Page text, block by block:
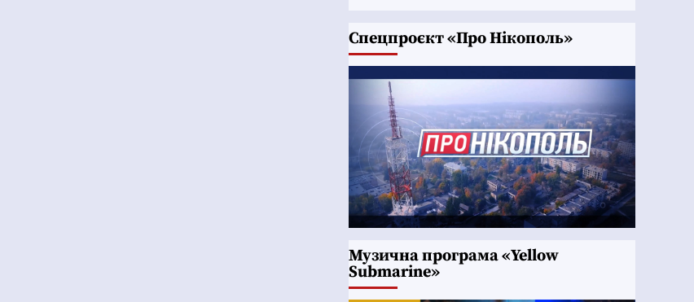
Cпецпроєкт «Про Нікополь»
Музична програма «Yellow
Submarine»